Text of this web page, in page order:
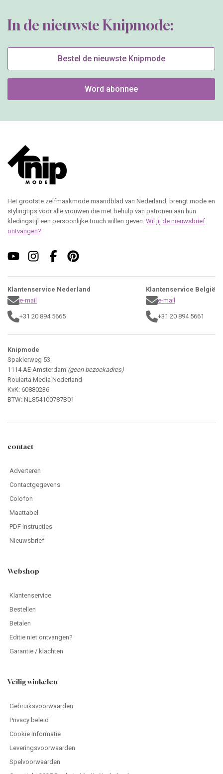
In de nieuwste Knipmode:
Bestel de nieuwste Knipmode
Word abonnee
Het grootste zelfmaakmode maandblad van Nederland, brengt mode en
stylingtips voor alle vrouwen die met behulp van patronen aan hun
kledingstijl een persoonlijke touch willen geven. Wil jij de nieuwsbrief
ontvangen?
Klantenservice Nederland
e-mail
+31 20 894 5665
Klantenservice België
e-mail
+31 20 894 5661
Knipmode
Spaklerweg 53
1114 AE Amsterdam (geen bezoekadres)
Roularta Media Nederland
KvK: 60880236
BTW: NL854100787B01
contact
Adverteren
Contactgegevens
Colofon
Maattabel
PDF instructies
Nieuwsbrief
Webshop
Klantenservice
Bestellen
Betalen
Editie niet ontvangen?
Garantie / klachten
Veilig winkelen
Gebruiksvoorwaarden
Privacy beleid
Cookie Informatie
Leveringsvoorwaarden
Spelvoorwaarden